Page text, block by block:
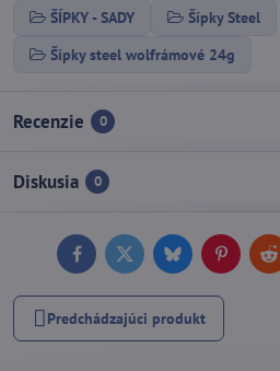
ŠÍPKY - SADY
Šípky Steel
Šípky steel wolfrámové 24g
Recenzie 0
Diskusia 0
FacebookTwitterBlueskyPinterest
Predchádzajúci produkt